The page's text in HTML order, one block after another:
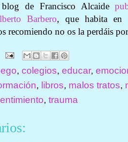
de Francisco Alcaide
Barbero, que habita en
recomiendo no os la perdáis
,colegios,educar,
, libros, malos tratos,
,trauma